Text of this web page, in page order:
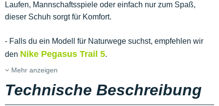
Laufen, Mannschaftsspiele oder einfach nur zum Spaß,
dieser Schuh sorgt für Komfort.
- Falls du ein Modell für Naturwege suchst, empfehlen wir
den Nike Pegasus Trail 5.
Mehr anzeigen
Technische Beschreibung